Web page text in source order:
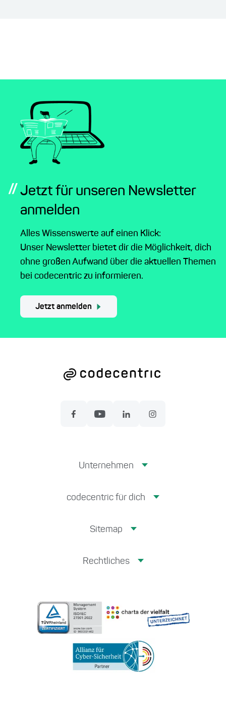
// Jetzt für unseren Newsletter
anmelden
Alles Wissenswerte auf einen Klick:
Unser Newsletter bietet dir die Möglichkeit, dich
ohne großen Aufwand über die aktuellen Themen
bei codecentric zu informieren.
Jetzt anmelden
Unternehmen
codecentric für dich
Sitemap
Rechtliches